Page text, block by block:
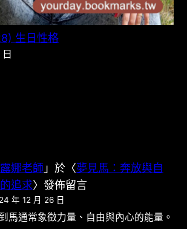
生日性格
露娜老師」於〈夢見馬：奔放與自
追求〉發佈留言
年 12 月 26 日
馬通常象徵力量、自由與內心的能量。